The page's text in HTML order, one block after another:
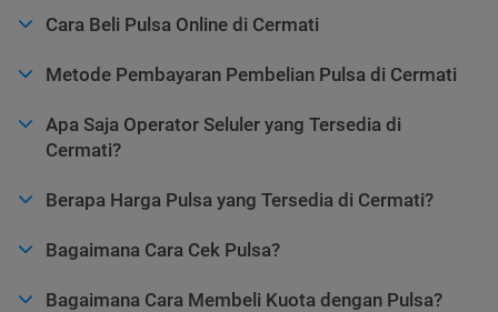
Cara Beli Pulsa Online di Cermati
Metode Pembayaran Pembelian Pulsa di Cermati
Apa Saja Operator Seluler yang Tersedia di
Cermati?
Berapa Harga Pulsa yang Tersedia di Cermati?
Bagaimana Cara Cek Pulsa?
Bagaimana Cara Membeli Kuota dengan Pulsa?